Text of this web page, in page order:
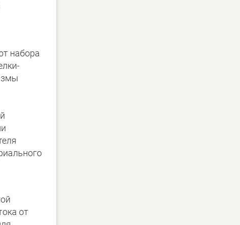
набора
от